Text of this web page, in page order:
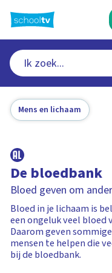
naar
hoofdinhoud
Mens en lichaam
De bloedbank
Bloed geven om
Bloed in je lichaam is
een ongeluk veel bloed
Daarom geven
mensen te helpen die
bij de bloedbank.